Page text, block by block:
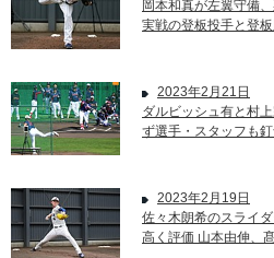
岡本和真が左翼守備
実戦の登板投手と登
2023年2月21日
ダルビッシュ有と村
ず選手・スタッフも
2023年2月19日
佐々木朗希のスライ
高く評価 山本由伸、